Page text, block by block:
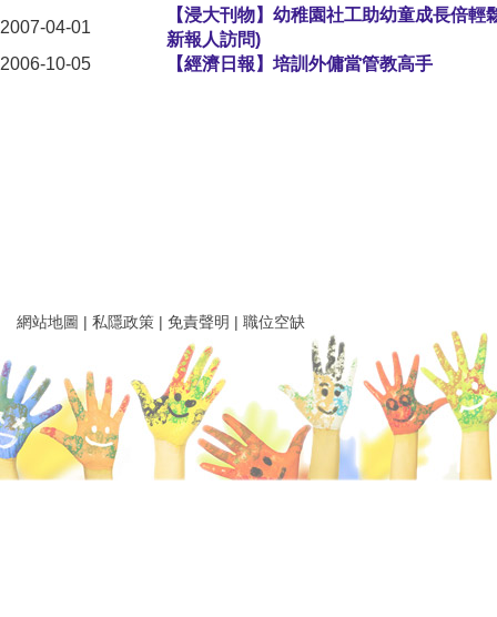
2007-04-01
【浸大刊物】幼稚園社工助幼童成長倍輕
新報人訪問)
2006-10-05
【經濟日報】培訓外傭當管教高手
網站地圖 | 私隱政策 | 免責聲明 | 職位空缺